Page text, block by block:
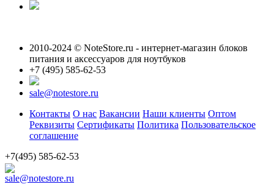
2010-2024 © NoteStore.ru - интернет-магазин блоков
питания и аксессуаров для ноутбуков
+7 (495) 585-62-53
sale@notestore.ru
Контакты О нас Вакансии Наши клиенты Оптом
Реквизиты Сертификаты Политика Пользовательское
соглашение
+7(495) 585-62-53
sale@notestore.ru